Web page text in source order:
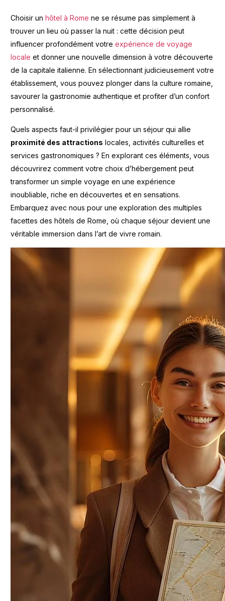
Choisir un hôtel à Rome ne se résume pas simplement à
trouver un lieu où passer la nuit : cette décision peut
influencer profondément votreexpérience de voyage
locale et donner une nouvelle dimension à votre découverte
de la capitale italienne. En sélectionnant judicieusement votre
établissement, vous pouvez plonger dans la culture romaine,
savourer la gastronomie authentique et profiter d’un confort
personnalisé.
Quels aspects faut-il privilégier pour un séjour qui allie
proximité des attractions locales, activités culturelles et
services gastronomiques ? En explorant ces éléments, vous
découvrirez comment votre choix d’hébergement peut
transformer un simple voyage en une expérience
inoubliable, riche en découvertes et en sensations.
Embarquez avec nous pour une exploration des multiples
facettes des hôtels de Rome, où chaque séjour devient une
véritable immersion dans l’art de vivre romain.